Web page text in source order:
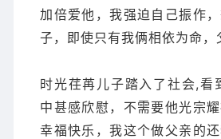
加倍爱他，我强迫自己振作
子，即使只有我俩相依为命，
时光荏苒儿子踏入了社会,看
中甚感欣慰，不需要他光宗
幸福快乐，我这个做父亲的